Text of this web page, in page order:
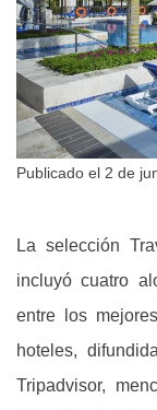
Publicado el 2 de
La selección
incluyó cuatro
entre los
hoteles,
Tripadvisor,